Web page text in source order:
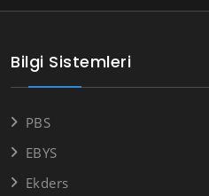
Bilgi Sistemleri
PBS
EBYS
Ekders